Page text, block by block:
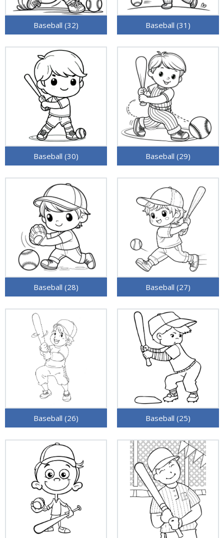
Baseball (32) Baseball (31)
Baseball (30) Baseball (29)
Baseball (28) Baseball (27)
Baseball (26) Baseball (25)